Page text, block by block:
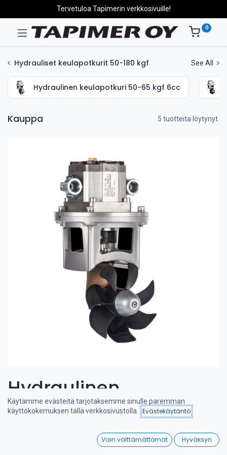
Suosituimmat
Wishlist
Tervetuloa Tapimerin verkkosivuille!
0
Hydrauliset keulapotkurit 50-180 kgf See All
Hydraulinen keulapotkuri 50-65 kgf 6cc
Kauppa 5 tuotteita löytynyt.
Hydraulinen
keulapotkuri 80-115 kgf
Käytämme evästeitä tarjotaksemme sinulle paremman
käyttökokemuksen tällä verkkosivustolla.
Evästekäytäntö
Vain välttämättömät Hyväksyn